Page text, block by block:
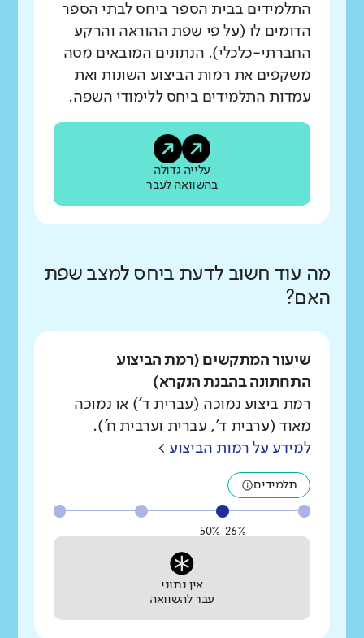
התלמידים בבית הספר ביחס לבתי הספר
הדומים לו (על פי שפת ההוראה והרקע
החברתי-כלכלי). הנתונים המובאים מטה
משקפים את רמות הביצוע השונות ואת
עמדות התלמידים ביחס ללימודי השפה.
עלייה גדולה
בהשוואה לעבר
מה עוד חשוב לדעת ביחס למצב שפת
האם?
שיעור המתקשים (רמת הביצוע
התחתונה בהבנת הנקרא)
רמת ביצוע נמוכה (עברית ד') או נמוכה
מאוד (ערבית ד', עברית וערבית ח').
למידע על רמות הביצוע >
תלמידים
26%-50%
אין נתוני
עבר להשוואה